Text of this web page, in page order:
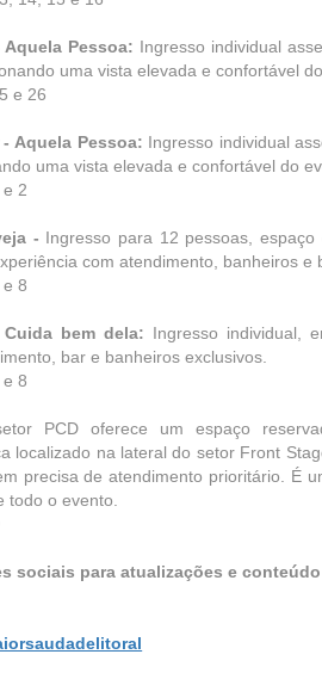
Pessoa: Ingresso individual
uma vista elevada e confortável
e 26
Aquela Pessoa: Ingresso individual
uma vista elevada e confortável do
2
- Ingresso para 12 pessoas,
com atendimento, banheiros e
8
bem dela: Ingresso individual,
bar e banheiros exclusivos.
8
PCD oferece um espaço
localizado na lateral do setor Front
precisa de atendimento prioritário. É
todo o evento.
sociais para atualizações e